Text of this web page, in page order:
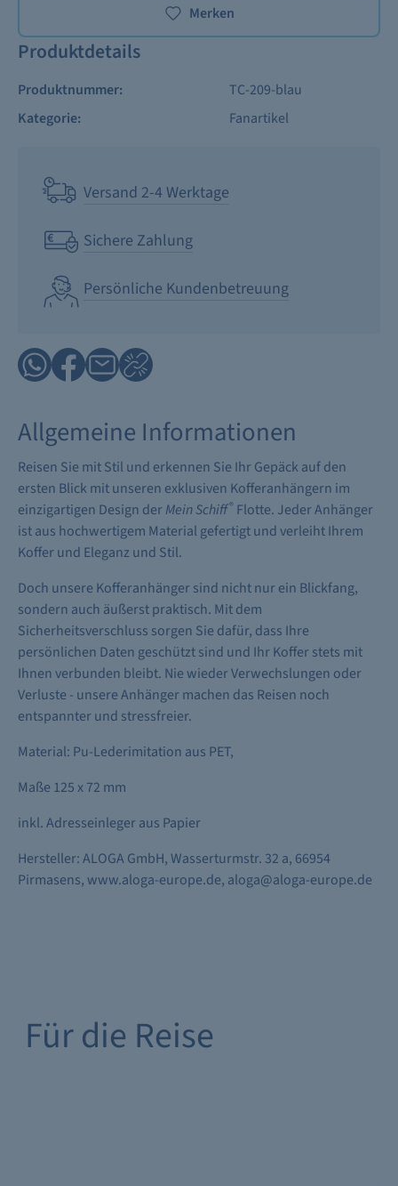
Merken
Produktdetails
Produktnummer:
TC-209-blau
Kategorie:
Fanartikel
Versand 2-4 Werktage
Sichere Zahlung
Persönliche Kundenbetreuung
Allgemeine Informationen
Reisen Sie mit Stil und erkennen Sie Ihr Gepäck auf den
ersten Blick mit unseren exklusiven Kofferanhängern im
einzigartigen Design derMein Schiff® Flotte. Jeder Anhänger
ist aus hochwertigem Material gefertigt und verleiht Ihrem
Koffer und Eleganz und Stil.
Doch unsere Kofferanhänger sind nicht nur ein Blickfang,
sondern auch äußerst praktisch. Mit dem
Sicherheitsverschluss sorgen Sie dafür, dass Ihre
persönlichen Daten geschützt sind und Ihr Koffer stets mit
Ihnen verbunden bleibt. Nie wieder Verwechslungen oder
Verluste - unsere Anhänger machen das Reisen noch
entspannter und stressfreier.
Material: Pu-Lederimitation aus PET,
Maße 125 x 72 mm
inkl. Adresseinleger aus Papier
Hersteller: ALOGA GmbH, Wasserturmstr. 32 a, 66954
Pirmasens, www.aloga-europe.de, aloga@aloga-europe.de
Für die Reise